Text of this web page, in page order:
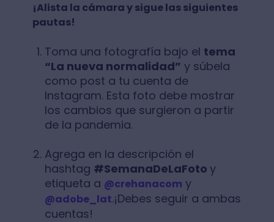
¡Alista la cámara y sigue las siguientes
pautas!
Toma una fotografía bajo el tema
“La nueva normalidad” y súbela
como post a tu cuenta de
Instagram. Esta foto debe mostrar
los cambios que surgieron a partir
de la pandemia.
Agrega en la descripción el
hashtag #SemanaDeLaFoto y
etiqueta a @crehanacom y
@adobe_lat.¡Debes seguir a ambas
cuentas!